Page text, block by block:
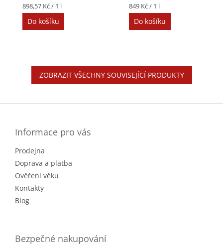
Měrná
cena:
898,57 Kč / 1 l
Do košíku
Měrná
cena:
849 Kč / 1 l
Do košíku
ZOBRAZIT VŠECHNY SOUVISEJÍCÍ PRODUKTY
Informace pro vás
Prodejna
Doprava a platba
Ověření věku
Kontakty
Blog
Bezpečné nakupování